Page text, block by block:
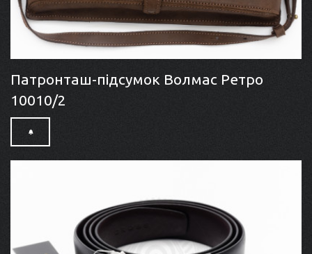
Патронташ-підсумок Волмас Ретро
10010/2